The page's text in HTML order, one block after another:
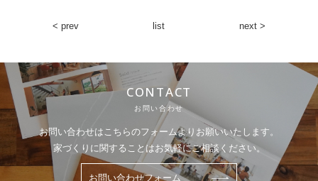
< prev list next >
CONTACT
お問い合わせ
お問い合わせはこちらのフォームよりお願いいたします。
家づくりに関することはお気軽にご相談ください。
お問い合わせフォーム